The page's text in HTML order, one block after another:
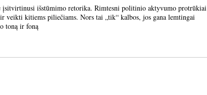
išstūmimo retorika. Rimtesni politinio aktyvumo protrūkiai
veikti kitiems piliečiams. Nors tai „tik“ kalbos, jos gana lemtingai
toną ir foną